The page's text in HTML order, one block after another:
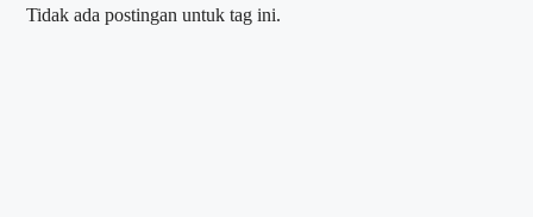
Tidak ada postingan untuk tag ini.